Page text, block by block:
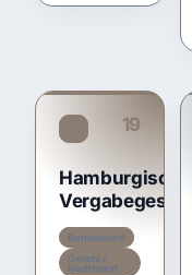
19
Hamburgisches
Vergabegesetz
Bundesland
Gesetz /
Rechtstext